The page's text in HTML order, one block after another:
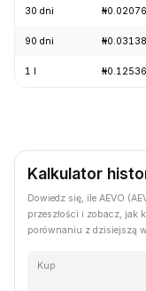
30 dni
90 dni
1 l
Kalkulator
Dowiedz się, ile AEVO
przeszłości i zobacz, jak
porównaniu z dzisiejszą
Kup